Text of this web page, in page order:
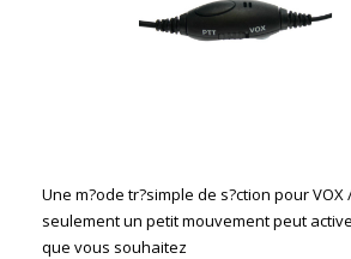
Une m?ode tr?simple de s?ction pour VOX
seulement un petit mouvement peut
que vous souhaitez